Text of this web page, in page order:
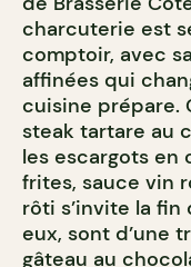
charcuterie est
comptoir, avec
affinées qui
cuisine prépare.
steak tartare au
les escargots en
frites, sauce vin
rôti s’invite la fin
eux, sont d’une
gâteau au